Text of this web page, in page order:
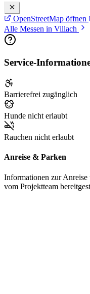
OpenStreetMap öffnen
Alle Messen in Villach
Service-
Barrierefrei zugänglich
Hunde nicht erlaubt
Rauchen nicht erlaubt
Anreise & Parken
Informationen zur
vom Projektteam